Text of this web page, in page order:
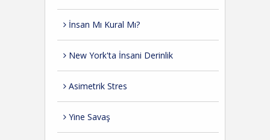
İnsan Mı Kural Mı?
New York'ta İnsani Derinlik
Asimetrik Stres
Yine Savaş